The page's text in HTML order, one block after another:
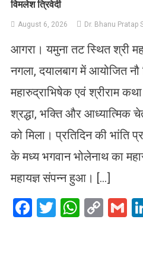
विमलेश त्रिवेदी
August 6, 2026 Dr. Bhanu Pratap
आगरा। यमुना तट स्थित श्री
नगला, दयालबाग में आयोजित नौ
महारुद्राभिषेक एवं श्रीराम
श्रद्धा, भक्ति और आध्यात्मिक
को मिला। प्रतिदिन की भांति
के मध्य भगवान भोलेनाथ का
महायज्ञ संपन्न हुआ। […]
Facebook
Twitter